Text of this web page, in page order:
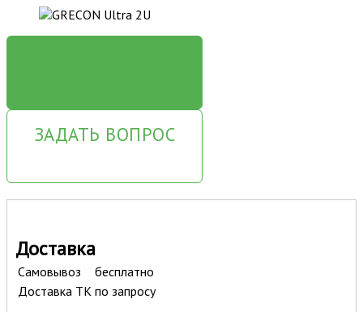
ЗАДАТЬ ВОПРОС
Доставка
Самовывоз
бесплатно
Доставка ТК по запросу